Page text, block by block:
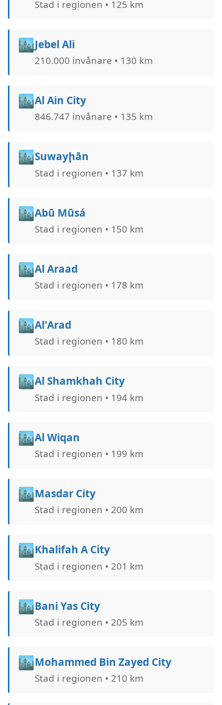
Stad i regionen • 125 km
🏙️Jebel Ali
210.000 invånare • 130 km
🏙️Al Ain City
846.747 invånare • 135 km
🏙️Suwayḩān
Stad i regionen • 137 km
🏙️Abū Mūsá
Stad i regionen • 150 km
🏙️Al Araad
Stad i regionen • 178 km
🏙️Al'Arad
Stad i regionen • 180 km
🏙️Al Shamkhah City
Stad i regionen • 194 km
🏙️Al Wiqan
Stad i regionen • 199 km
🏙️Masdar City
Stad i regionen • 200 km
🏙️Khalifah A City
Stad i regionen • 201 km
🏙️Bani Yas City
Stad i regionen • 205 km
🏙️Mohammed Bin Zayed City
Stad i regionen • 210 km